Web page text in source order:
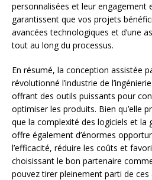
personnalisées et leur engagement
garantissent que vos projets
avancées technologiques et d’une
tout au long du processus.
En résumé, la conception assistée
révolutionné l’industrie de
offrant des outils puissants pour
optimiser les produits. Bien qu’elle
que la complexité des logiciels et la
offre également d’énormes
l’efficacité, réduire les coûts et
choisissant le bon partenaire
pouvez tirer pleinement parti de